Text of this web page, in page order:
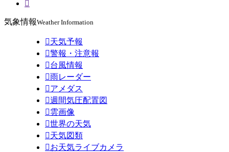

気象情報Weather Information
天気予報
警報・注意報
台風情報
雨レーダー
アメダス
週間気圧配置図
雲画像
世界の天気
天気図類
お天気ライブカメラ